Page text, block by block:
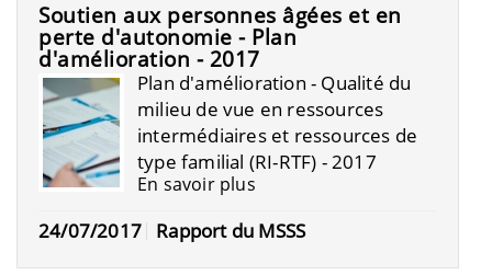
Soutien aux personnes âgées et en
perte d'autonomie - Plan
d'amélioration - 2017
Plan d'amélioration - Qualité du
milieu de vue en ressources
intermédiaires et ressources de
type familial (RI-RTF) - 2017
En savoir plus
24/07/2017 Rapport du MSSS